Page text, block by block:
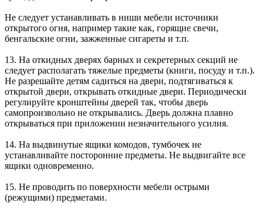
Не следует устанавливать в ниши мебели источники
открытого огня, например такие как, горящие свечи,
бенгальские огни, зажженные сигареты и т.п.
13. На откидных дверях барных и секретерных секций не
следует располагать тяжелые предметы (книги, посуду и т.п.).
Не разрешайте детям садиться на двери, подтягиваться к
открытой двери, открывать откидные двери. Периодически
регулируйте кронштейны дверей так, чтобы дверь
самопроизвольно не открывались. Дверь должна плавно
открываться при приложении незначительного усилия.
14. На выдвинутые ящики комодов, тумбочек не
устанавливайте посторонние предметы. Не выдвигайте все
ящики одновременно.
15. Не проводить по поверхности мебели острыми
(режущими) предметами.